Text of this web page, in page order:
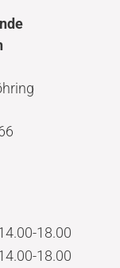
18.00
18.00